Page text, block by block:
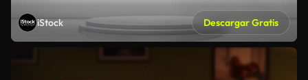
iStock Descargar Gratis